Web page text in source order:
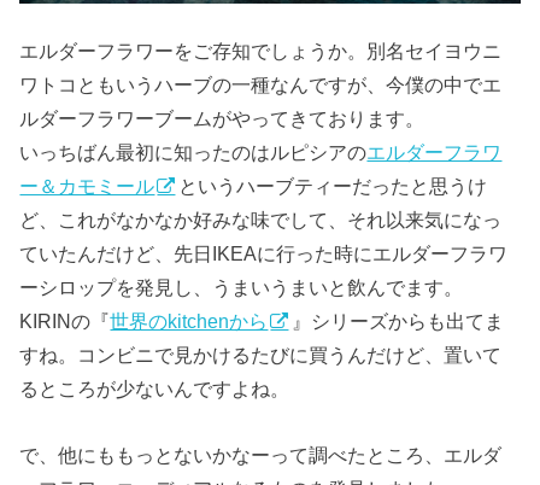
エルダーフラワーをご存知でしょうか。別名セイヨウニ
ワトコともいうハーブの一種なんですが、今僕の中でエ
ルダーフラワーブームがやってきております。
いっちばん最初に知ったのはルピシアのエルダーフラワ
ー＆カモミール
というハーブティーだったと思うけ
ど、これがなかなか好みな味でして、それ以来気になっ
ていたんだけど、先日IKEAに行った時にエルダーフラワ
ーシロップを発見し、うまいうまいと飲んでます。
KIRINの『世界のkitchenから
』シリーズからも出てま
すね。コンビニで見かけるたびに買うんだけど、置いて
るところが少ないんですよね。
で、他にももっとないかなーって調べたところ、エルダ